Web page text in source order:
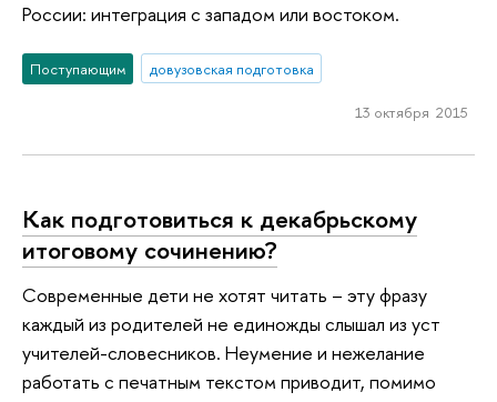
России: интеграция с западом или востоком.
Поступающим довузовская подготовка
13 октября 2015
Как подготовиться к декабрьскому
итоговому сочинению?
Современные дети не хотят читать – эту фразу
каждый из родителей не единожды слышал из уст
учителей-словесников. Неумение и нежелание
работать с печатным текстом приводит, помимо